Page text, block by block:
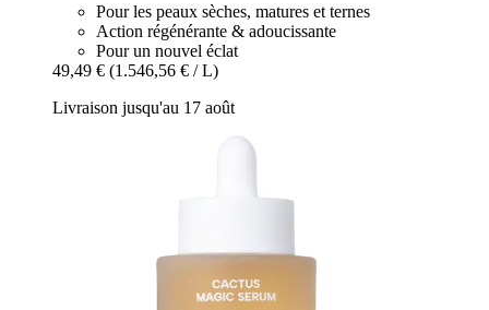
Pour les peaux sèches, matures et ternes
Action régénérante & adoucissante
Pour un nouvel éclat
49,49 € (1.546,56 € / L)
Livraison jusqu'au 17 août